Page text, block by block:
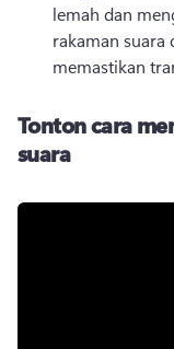
lemah dan
rakaman suara
memastikan
Tonton cara
suara